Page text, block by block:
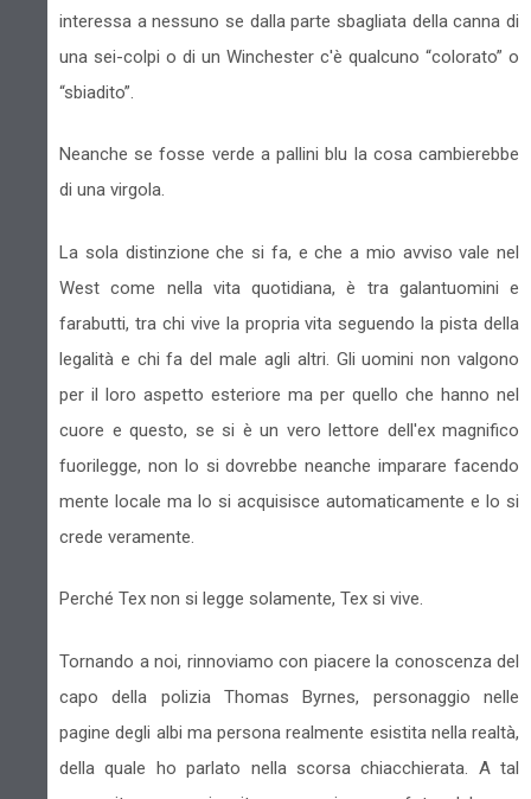
interessa a nessuno se dalla parte sbagliata della canna di
una sei-colpi o di un Winchester c'è qualcuno “colorato” o
“sbiadito”.
Neanche se fosse verde a pallini blu la cosa cambierebbe
di una virgola.
La sola distinzione che si fa, e che a mio avviso vale nel
West come nella vita quotidiana, è tra galantuomini e
farabutti, tra chi vive la propria vita seguendo la pista della
legalità e chi fa del male agli altri. Gli uomini non valgono
per il loro aspetto esteriore ma per quello che hanno nel
cuore e questo, se si è un vero lettore dell'ex magnifico
fuorilegge, non lo si dovrebbe neanche imparare facendo
mente locale ma lo si acquisisce automaticamente e lo si
crede veramente.
Perché Tex non si legge solamente, Tex si vive.
Tornando a noi, rinnoviamo con piacere la conoscenza del
capo della polizia Thomas Byrnes, personaggio nelle
pagine degli albi ma persona realmente esistita nella realtà,
della quale ho parlato nella scorsa chiacchierata. A tal